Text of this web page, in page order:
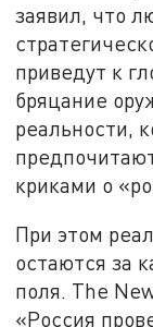
заявил, что
приведут к
бряцание
реальности,
криками о
При этом
остаются за
поля. The
«Россия